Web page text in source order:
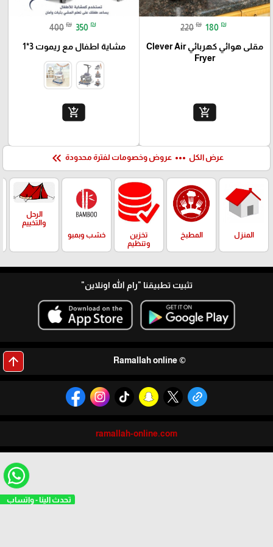
220 ₪ 180 ₪
مقلى هوائي كهربائي Clever Air
Fryer
add_shopping_cart
400 ₪ 350 ₪
مشاية اطفال مع ريموت 3*1
add_shopping_cart
عرض الكل more_horiz عروض وخصومات لفترة محدودة keyboard_double_arrow_left
المنزل المطبخ
تخزين
وتنظيم
خشب وبمبو
الرحل
والتخييم
تثبيت تطبيقنا "رام الله اونلاين"
© Ramallah online
arrow_upward
ramallah-online.com